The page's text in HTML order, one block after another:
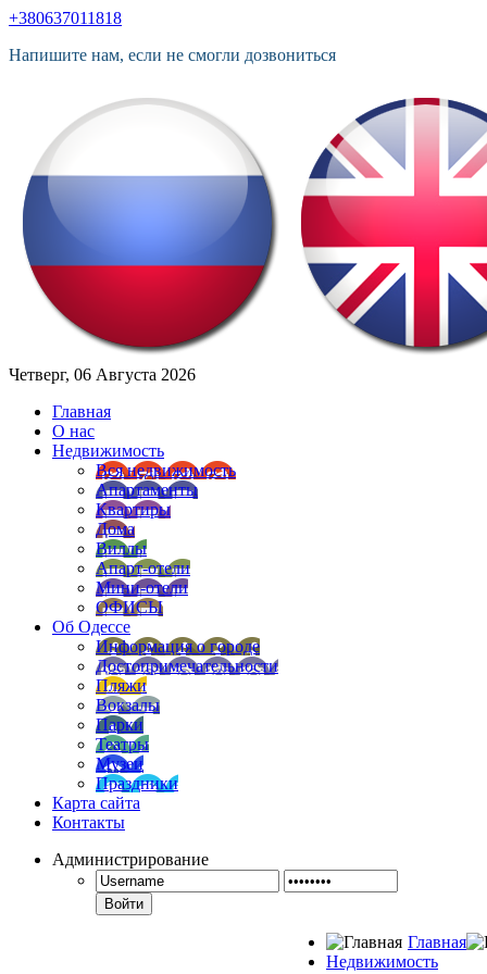
+380637011818
Напишите нам, если не смогли дозвониться
Четверг, 06 Августа 2026
Главная
О нас
Недвижимость
Вся недвижимость
Апартаменты
Квартиры
Дома
Виллы
Апарт-отели
Мини-отели
ОФИСЫ
Об Одессе
Информация о городе
Достопримечательности
Пляжи
Вокзалы
Парки
Театры
Музеи
Праздники
Карта сайта
Контакты
Администрирование
Войти
Главная
Недвижимость